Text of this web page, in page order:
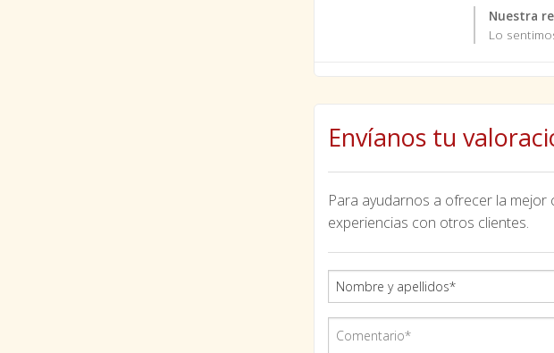
Nuestra
Lo
Envíanos tu
Para ayudarnos a ofrecer la
experiencias con otros clientes.